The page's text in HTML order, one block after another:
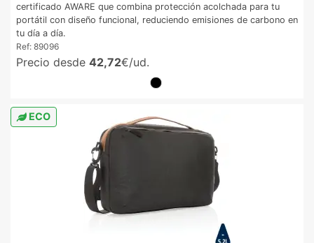
certificado AWARE que combina protección acolchada para tu
portátil con diseño funcional, reduciendo emisiones de carbono en
tu día a día.
Ref: 89096
Precio desde 42,72€/ud.
ECO